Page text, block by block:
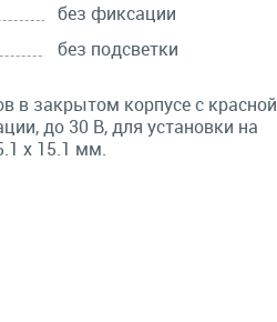
без фиксации
без подсветки
в закрытом корпусе с красной
до 30 В, для установки на
х 15.1 мм.